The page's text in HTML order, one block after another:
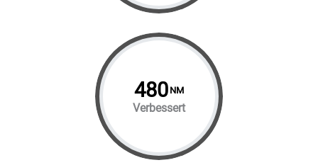
480 NM
Verbessert